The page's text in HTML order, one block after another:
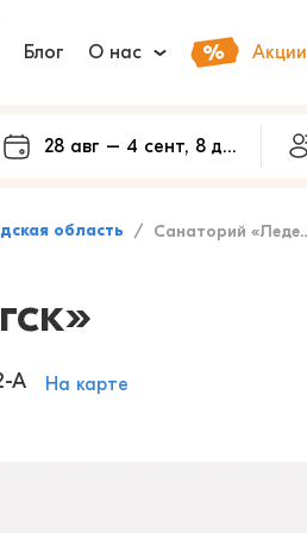
Блог О нас Акции
область Санаторий «Леденгск»
А На карте